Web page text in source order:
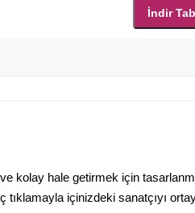
İndir
ve kolay hale getirmek için
içinizdeki sanatçıyı